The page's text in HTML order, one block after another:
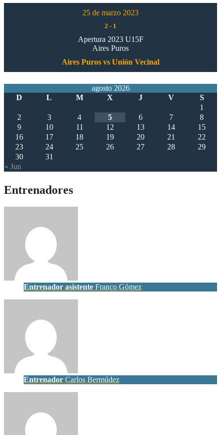
25 de marzo 2023
2 - 1
Apertura 2023 U15F
Aires Puros
Aires Puros vs Unión Vecinal
agosto 2026
D
L M X J V S
« Jun
1
2
3 4 5 6 7
8
9
10 11 12 13 14
15
16
17 18 19 20 21
22
23
24 25 26 27 28
29
30
31
Entrenadores
Entrenador asistente Franco Gómez
Entrenador Carlos Bermúdez